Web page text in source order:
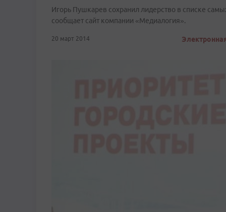
Игорь Пушкарев сохранил лидерство в списке
сообщает сайт компании «Медиалогия».
20 март 2014